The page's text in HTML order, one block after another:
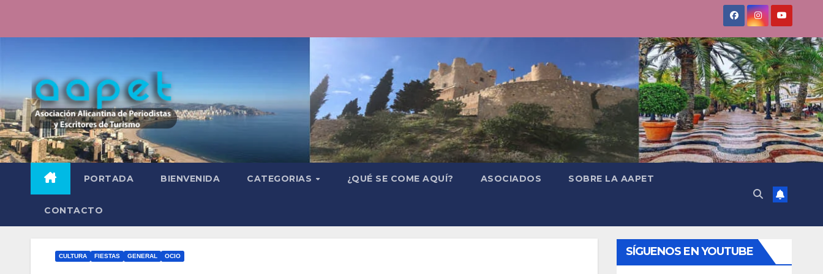
PORTADA BIENVENIDA CATEGORIAS ¿QUÉ SE COME AQUÍ? ASOCIADOS SOBRE LA AAPET
CONTACTO
CULTURA FIESTAS GENERAL OCIO SÍGUENOS EN YOUTUBE